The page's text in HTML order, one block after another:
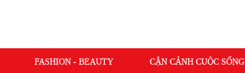
FASHION - BEAUTY CẬN CẢNH CUỘC SỐNG